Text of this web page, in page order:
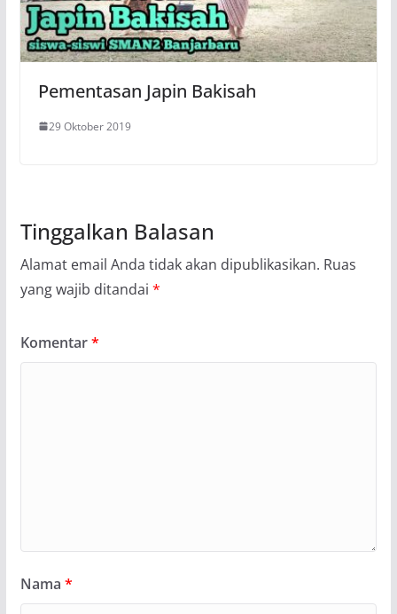
Pementasan Japin Bakisah
29 Oktober 2019
Tinggalkan Balasan
Alamat email Anda tidak akan dipublikasikan. Ruas
yang wajib ditandai *
Komentar*
Nama *